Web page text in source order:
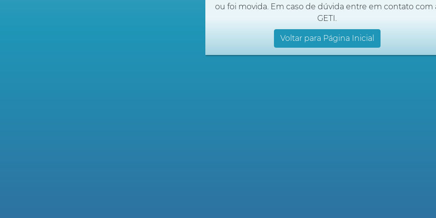
ou foi movida. Em caso de dúvida entre em contato com
GETI.
Voltar para Página Inicial